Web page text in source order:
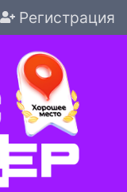
Регистрация